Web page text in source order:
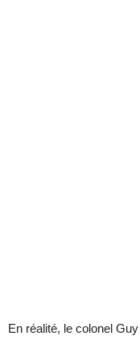
En réalité, le colonel